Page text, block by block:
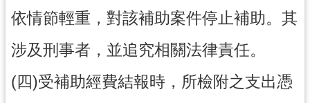
依情節輕重，對該補助案件停止補助。其
涉及刑事者，並追究相關法律責任。
(四)受補助經費結報時，所檢附之支出憑